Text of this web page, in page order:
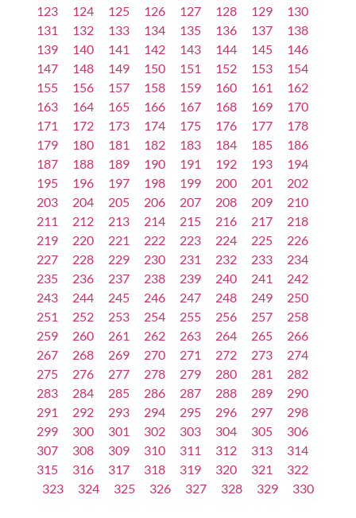
123
124 125 126 127 128 129
130
131
132 133 134 135 136 137
138
139
140 141 142 143 144 145
146
147
148 149 150 151 152 153
154
155
156 157 158 159 160 161
162
163
164 165 166 167 168 169
170
171
172 173 174 175 176 177
178
179
180 181 182 183 184 185
186
187
188 189 190 191 192 193
194
195
196 197 198 199 200 201
202
203
204 205 206 207 208 209
210
211
212 213 214 215 216 217
218
219
220 221 222 223 224 225
226
227
228 229 230 231 232 233
234
235
236 237 238 239 240 241
242
243
244 245 246 247 248 249
250
251
252 253 254 255 256 257
258
259
260 261 262 263 264 265
266
267
268 269 270 271 272 273
274
275
276 277 278 279 280 281
282
283
284 285 286 287 288 289
290
291
292 293 294 295 296 297
298
299
300 301 302 303 304 305
306
307
308 309 310 311 312 313
314
315
316 317 318 319 320 321
322
323
324 325 326 327 328 329 330